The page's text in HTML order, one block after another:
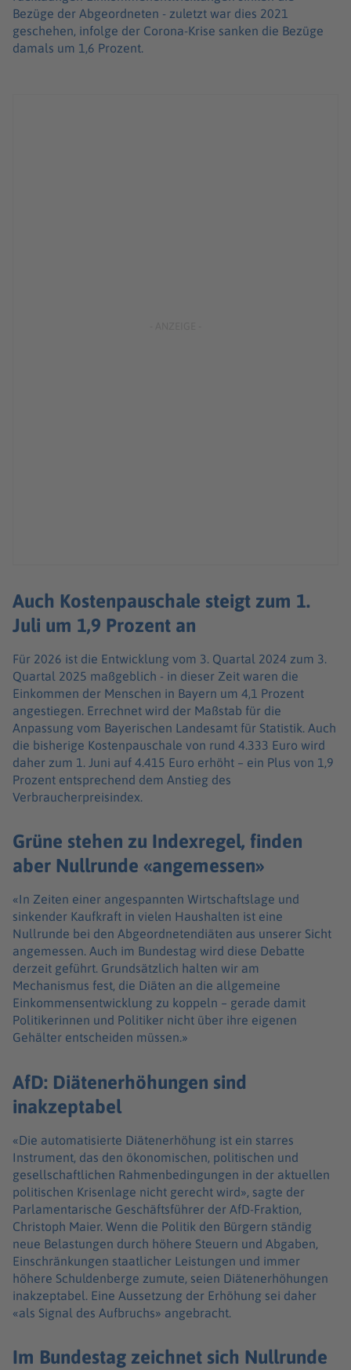
Bezüge der Abgeordneten - zuletzt war dies 2021
geschehen, infolge der Corona-Krise sanken die Bezüge
damals um 1,6 Prozent.
Auch Kostenpauschale steigt zum 1.
Juli um 1,9 Prozent an
Für 2026 ist die Entwicklung vom 3. Quartal 2024 zum 3.
Quartal 2025 maßgeblich - in dieser Zeit waren die
Einkommen der Menschen in Bayern um 4,1 Prozent
angestiegen. Errechnet wird der Maßstab für die
Anpassung vom Bayerischen Landesamt für Statistik. Auch
die bisherige Kostenpauschale von rund 4.333 Euro wird
daher zum 1. Juni auf 4.415 Euro erhöht – ein Plus von 1,9
Prozent entsprechend dem Anstieg des
Verbraucherpreisindex.
Grüne stehen zu Indexregel, finden
aber Nullrunde «angemessen»
«In Zeiten einer angespannten Wirtschaftslage und
sinkender Kaufkraft in vielen Haushalten ist eine
Nullrunde bei den Abgeordnetendiäten aus unserer Sicht
angemessen. Auch im Bundestag wird diese Debatte
derzeit geführt. Grundsätzlich halten wir am
Mechanismus fest, die Diäten an die allgemeine
Einkommensentwicklung zu koppeln – gerade damit
Politikerinnen und Politiker nicht über ihre eigenen
Gehälter entscheiden müssen.»
AfD: Diätenerhöhungen sind
inakzeptabel
«Die automatisierte Diätenerhöhung ist ein starres
Instrument, das den ökonomischen, politischen und
gesellschaftlichen Rahmenbedingungen in der aktuellen
politischen Krisenlage nicht gerecht wird», sagte der
Parlamentarische Geschäftsführer der AfD-Fraktion,
Christoph Maier. Wenn die Politik den Bürgern ständig
neue Belastungen durch höhere Steuern und Abgaben,
Einschränkungen staatlicher Leistungen und immer
höhere Schuldenberge zumute, seien Diätenerhöhungen
inakzeptabel. Eine Aussetzung der Erhöhung sei daher
«als Signal des Aufbruchs» angebracht.
Im Bundestag zeichnet sich Nullrunde